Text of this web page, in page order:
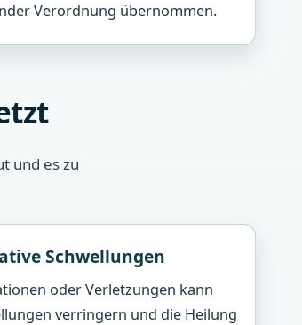
Verordnung übernommen.
und es zu
Schwellungen
oder Verletzungen kann
verringern und die Heilung